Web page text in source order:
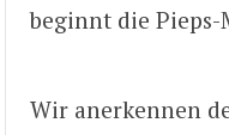
beginnt die
Wir anerkennen